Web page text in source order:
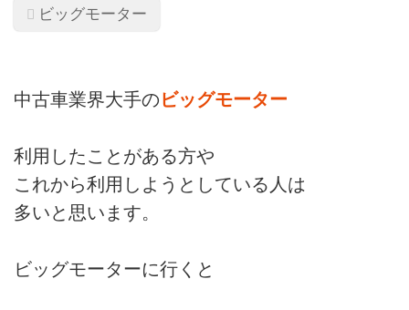
ビッグモーター
中古車業界大手のビッグモーター
利用したことがある方や
これから利用しようとしている人は
多いと思います。
ビッグモーターに行くと